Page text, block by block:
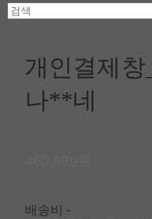
개인결제창_
나**네
배송비 -